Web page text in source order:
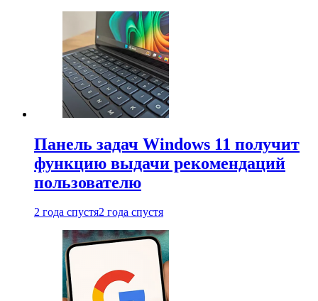
Панель задач Windows 11 получит
функцию выдачи рекомендаций
пользователю
2 года спустя2 года спустя